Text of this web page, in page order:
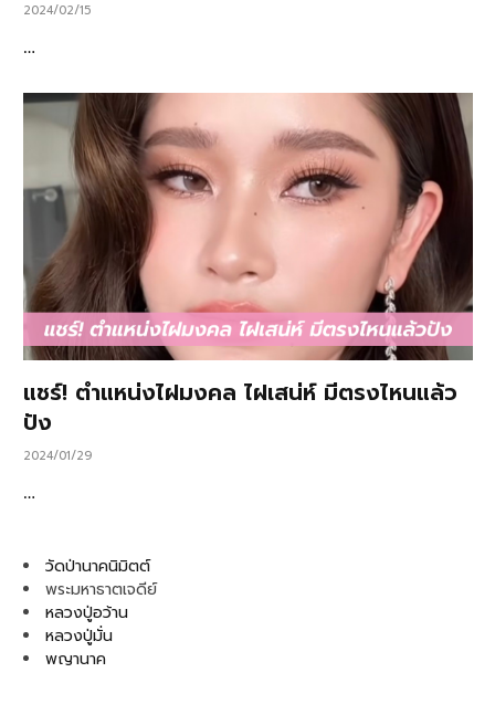
2024/02/15
…
แชร์! ตำแหน่งไฝมงคล ไฝเสน่ห์ มีตรงไหนแล้ว
ปัง
2024/01/29
…
วัดป่านาคนิมิตต์
พระมหาธาตเจดีย์
หลวงปู่อว้าน
หลวงปู่มั่น
พญานาค